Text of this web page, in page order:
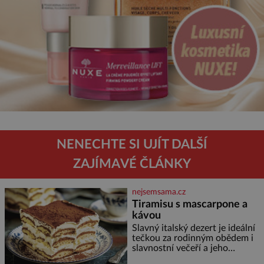
NENECHTE SI UJÍT DALŠÍ
ZAJÍMAVÉ ČLÁNKY
nejsemsama.cz
Tiramisu s mascarpone a
kávou
Slavný italský dezert je ideální
tečkou za rodinným obědem i
slavnostní večeří a jeho